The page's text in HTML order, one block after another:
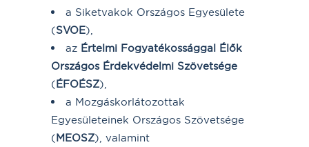
a Siketvakok Országos Egyesülete
(SVOE),
az Értelmi Fogyatékossággal Élők
Országos Érdekvédelmi Szövetsége
(ÉFOÉSZ),
a Mozgáskorlátozottak
Egyesületeinek Országos Szövetsége
(MEOSZ), valamint